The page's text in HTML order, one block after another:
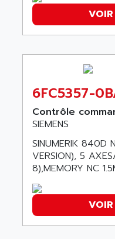
VSPA1
FERROMATIK
LCA
CNC ALPHA
SMART TOUCH
GP 70 SERIE
PROVIT 5000
S4-S4C
SIAX
PCS095
TOUCHVIEW
REDIPANEL
AEROTECH
AES
AFDI
AFP PRODEL
AGASTAT
AGDE
AGI
6FC5357-
Contrôle
SIEMENS
SINUMERIK 840D
VERSION), 5
8),MEMORY NC